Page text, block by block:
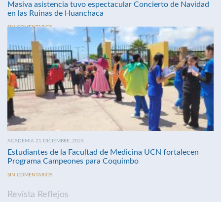
Masiva asistencia tuvo espectacular Concierto de Navidad
en las Ruinas de Huanchaca
SIN COMENTARIOS
ACADEMIA 21 DICIEMBRE, 2024
Estudiantes de la Facultad de Medicina UCN fortalecen
Programa Campeones para Coquimbo
SIN COMENTARIOS
Revista Reflejos